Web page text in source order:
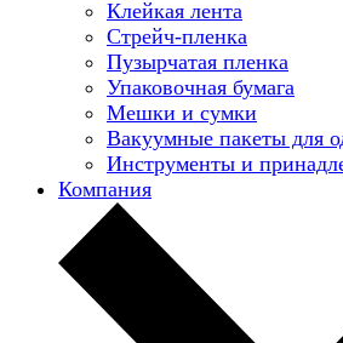
Клейкая лента
Стрейч-пленка
Пузырчатая пленка
Упаковочная бумага
Мешки и сумки
Вакуумные пакеты для
Инструменты и
Компания